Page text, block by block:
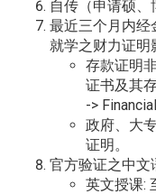
自传（申请硕、
最近三个月内经
就学之财力证明
存款证明
证书及其
->
政府、大
证明。
官方验证之中文
英文授课: